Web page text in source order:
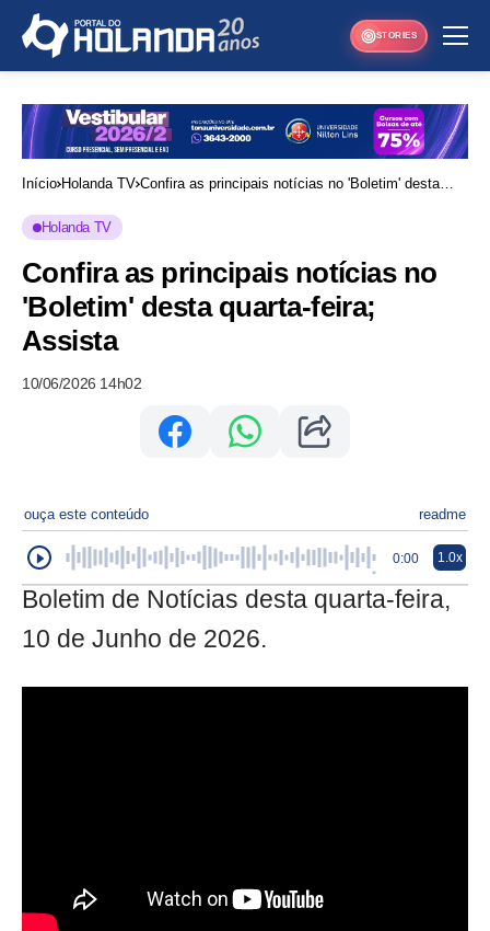
STORIES
Início Holanda TV Confira as principais notícias no 'Boletim' desta
Holanda TV
Confira as principais notícias no
'Boletim' desta quarta-feira;
Assista
10/06/2026 14h02
ouça este conteúdo readme
0:00 1.0x
Boletim de Notícias desta quarta-feira,
10 de Junho de 2026.